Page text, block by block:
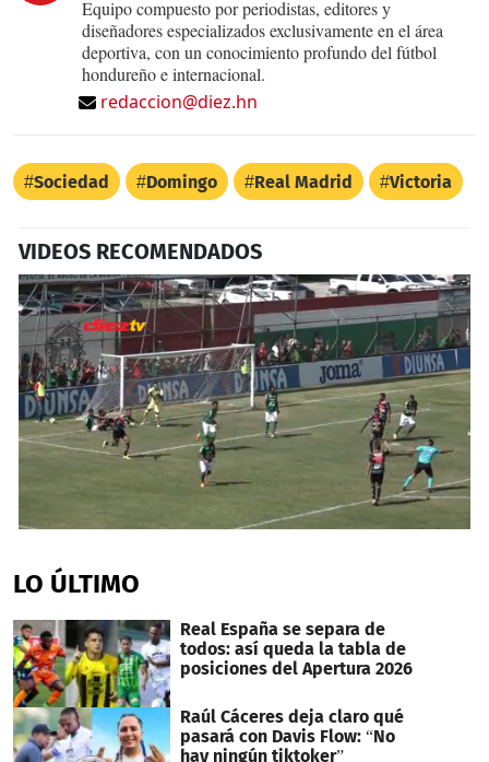
Equipo compuesto por periodistas, editores y
diseñadores especializados exclusivamente en el área
deportiva, con un conocimiento profundo del fútbol
hondureño e internacional.
redaccion@diez.hn
Sociedad Domingo Real Madrid Victoria
VIDEOS RECOMENDADOS
of
1
45
seconds
LO ÚLTIMO
Real España se separa de
todos: así queda la tabla de
posiciones del Apertura 2026
Raúl Cáceres deja claro qué
pasará con Davis Flow: “No
hay ningún tiktoker”